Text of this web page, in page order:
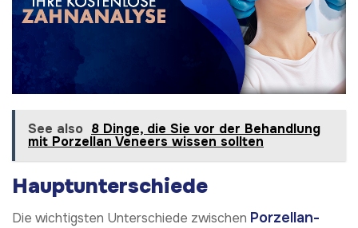
See also 8 Dinge, die Sie vor der Behandlung
mit Porzellan Veneers wissen sollten
Hauptunterschiede
Die wichtigsten Unterschiede zwischen Porzellan-